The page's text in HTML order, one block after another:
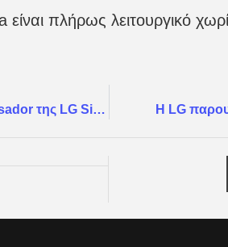
πλήρως λειτουργικό
Ο John Legend είναι ο νέος ambassador της LG Signature Η LG